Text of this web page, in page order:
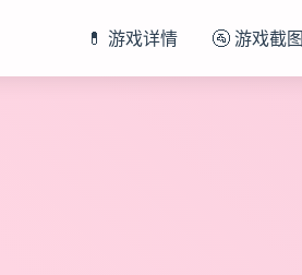
💊 游戏详情 🚰 游戏截图